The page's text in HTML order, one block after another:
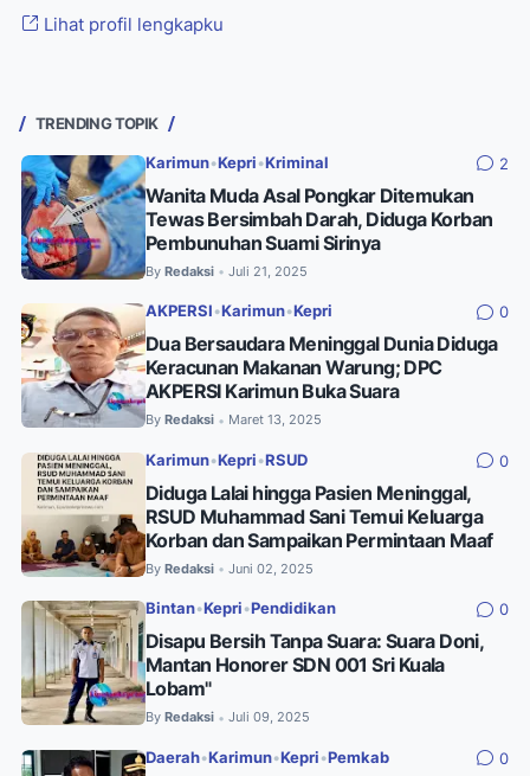
Lihat profil lengkapku
TRENDING TOPIK
Karimun•Kepri •Kriminal 2
Wanita Muda Asal Pongkar Ditemukan
Tewas Bersimbah Darah, Diduga Korban
Pembunuhan Suami Sirinya
By Redaksi • Juli 21, 2025
AKPERSI •Karimun•Kepri 0
Dua Bersaudara Meninggal Dunia Diduga
Keracunan Makanan Warung; DPC
AKPERSI Karimun Buka Suara
By Redaksi • Maret 13, 2025
Karimun•Kepri •RSUD 0
Diduga Lalai hingga Pasien Meninggal,
RSUD Muhammad Sani Temui Keluarga
Korban dan Sampaikan Permintaan Maaf
By Redaksi • Juni 02, 2025
Bintan•Kepri •Pendidikan 0
Disapu Bersih Tanpa Suara: Suara Doni,
Mantan Honorer SDN 001 Sri Kuala
Lobam"
By Redaksi • Juli 09, 2025
Daerah•Karimun•Kepri •Pemkab 0